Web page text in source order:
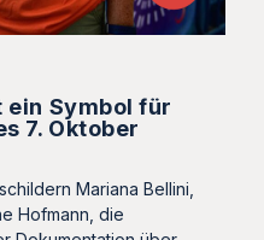
ein Symbol für
7. Oktober
Mariana Bellini,
Hofmann, die